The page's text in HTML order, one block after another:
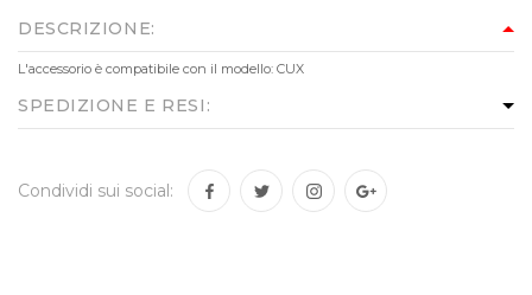
DESCRIZIONE:
L'accessorio è compatibile con il modello: CUX
SPEDIZIONE E RESI:
Condividi sui social: